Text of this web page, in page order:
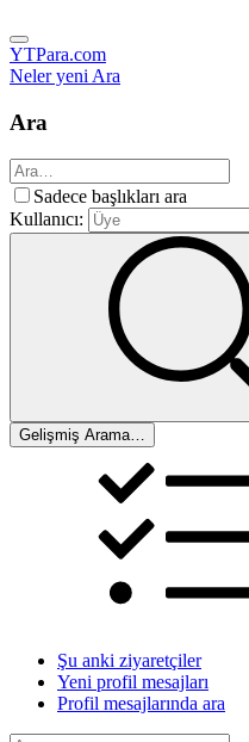
YTPara.com
Neler yeniAra
Ara
Sadece başlıkları ara
Kullanıcı:
Gelişmiş Arama…
Şu anki ziyaretçiler
Yeni profil mesajları
Profil mesajlarında ara